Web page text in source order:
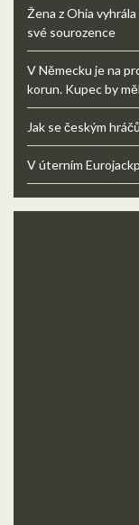
Žena z Ohia
své sourozence
V Německu je na
korun. Kupec by
Jak se českým
V úterním